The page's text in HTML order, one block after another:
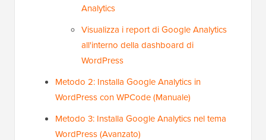
Analytics
Visualizza i report di Google Analytics
all'interno della dashboard di
WordPress
Metodo 2: Installa Google Analytics in
WordPress con WPCode (Manuale)
Metodo 3: Installa Google Analytics nel tema
WordPress (Avanzato)